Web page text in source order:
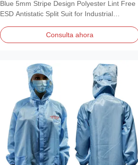
Blue 5mm Stripe Design Polyester Lint Free
ESD Antistatic Split Suit for Industrial
Consulta ahora